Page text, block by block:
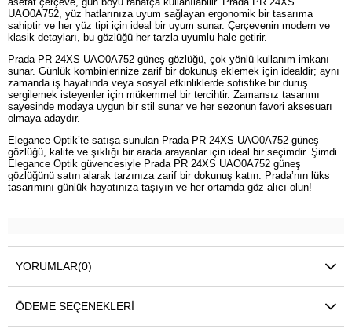
UAO0A752, yüz hatlarınıza uyum sağlayan ergonomik bir tasarıma
sahiptir ve her yüz tipi için ideal bir uyum sunar. Çerçevenin modern ve
klasik detayları, bu gözlüğü her tarzla uyumlu hale getirir.
Prada PR 24XS UAO0A752 güneş gözlüğü, çok yönlü kullanım imkanı
sunar. Günlük kombinlerinize zarif bir dokunuş eklemek için idealdir; aynı
zamanda iş hayatında veya sosyal etkinliklerde sofistike bir duruş
sergilemek isteyenler için mükemmel bir tercihtir. Zamansız tasarımı
sayesinde modaya uygun bir stil sunar ve her sezonun favori aksesuarı
olmaya adaydır.
Elegance Optik’te satışa sunulan Prada PR 24XS UAO0A752 güneş
gözlüğü, kalite ve şıklığı bir arada arayanlar için ideal bir seçimdir. Şimdi
Elegance Optik güvencesiyle Prada PR 24XS UAO0A752 güneş
gözlüğünü satın alarak tarzınıza zarif bir dokunuş katın. Prada’nın lüks
tasarımını günlük hayatınıza taşıyın ve her ortamda göz alıcı olun!
YORUMLAR(0)
ÖDEME SEÇENEKLERI